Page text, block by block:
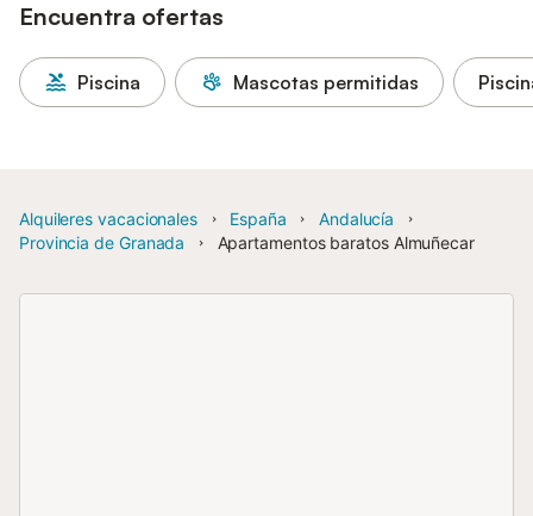
Encuentra ofertas
Piscina Mascotas permitidas
Alquileres vacacionales España
Andalucía
Provincia de Granada
Apartamentos baratos Almuñecar